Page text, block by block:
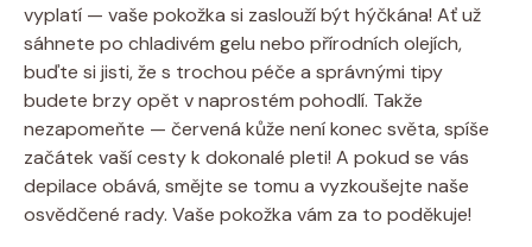
vyplatí — vaše pokožka si zaslouží být hýčkána! Ať už
sáhnete po chladivém gelu nebo přírodních olejích,
buďte si jisti, že s trochou péče a správnými tipy
budete brzy opět v naprostém pohodlí. Takže
nezapomeňte — červená kůže není konec světa, spíše
začátek vaší cesty k dokonalé pleti! A pokud se vás
depilace obává, smějte se tomu a vyzkoušejte naše
osvědčené rady. Vaše pokožka vám za to poděkuje!